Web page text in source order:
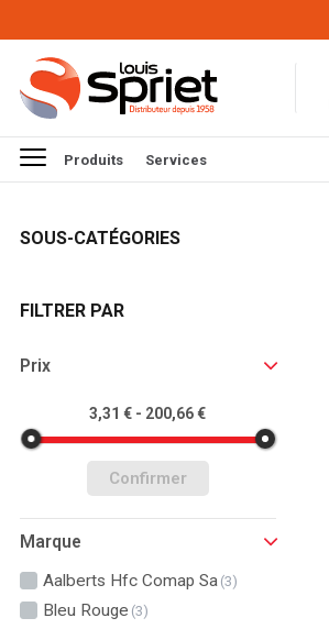
Produits Services
SOUS-CATÉGORIES
FILTRER PAR
Prix
3,31 € - 200,66 €
Confirmer
Marque
Aalberts Hfc Comap Sa (3)
Bleu Rouge (3)